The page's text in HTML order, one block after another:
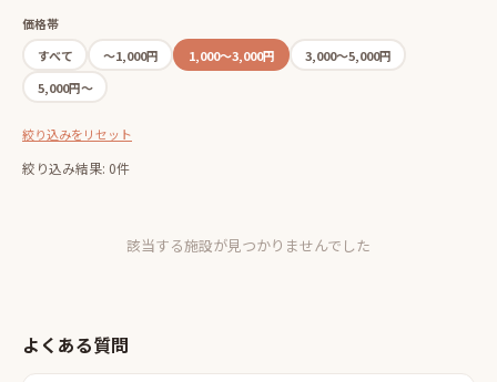
価格帯
すべて
〜1,000円 1,000〜3,000円
3,000〜5,000円
5,000円〜
絞り込みをリセット
絞り込み結果: 0件
該当する施設が見つかりませんでした
よくある質問